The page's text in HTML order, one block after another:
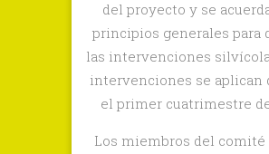
del proyecto y se
principios generales para
las intervenciones
intervenciones se aplican
el primer cuatrimestre de
Los miembros del comité